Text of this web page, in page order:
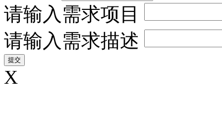
请输入需求项目
请输入需求描述
X